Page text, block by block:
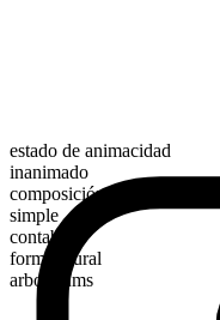
estado de animacidad
inanimado
composición morfológica
simple
contable
forma plural
arboretums